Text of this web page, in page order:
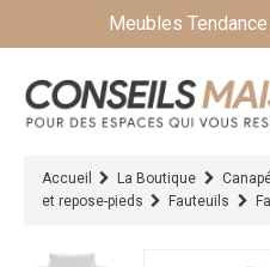
Meubles
Accueil La Boutique
et repose-pieds
Fauteuils